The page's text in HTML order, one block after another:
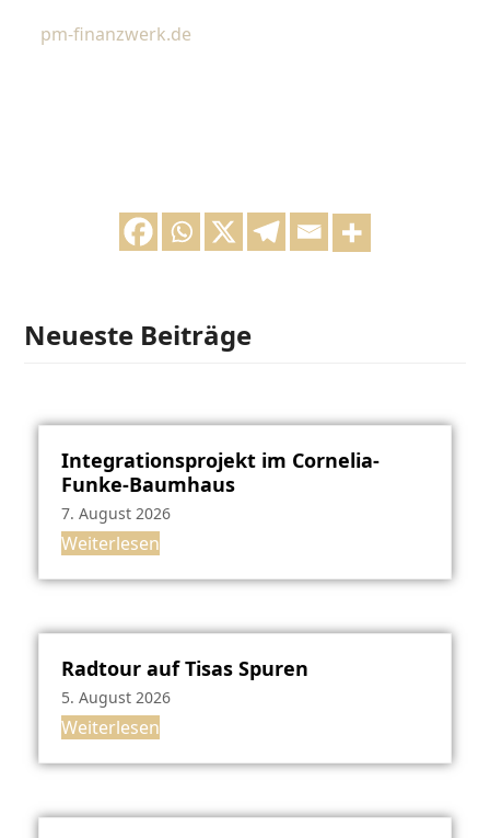
pm-finanzwerk.de
Neueste Beiträge
Integrationsprojekt im Cornelia-
Funke-Baumhaus
7. August 2026
Weiterlesen
Radtour auf Tisas Spuren
5. August 2026
Weiterlesen